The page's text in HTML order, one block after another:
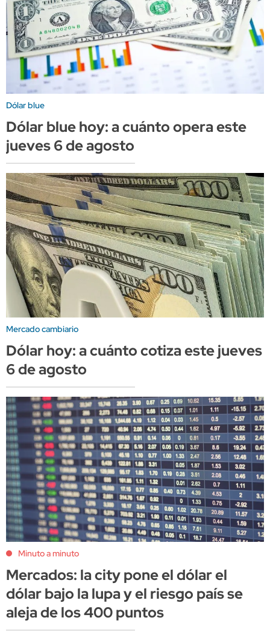
Dólar blue
Dólar blue hoy: a cuánto opera este
jueves 6 de agosto
Mercado cambiario
Dólar hoy: a cuánto cotiza este jueves
6 de agosto
Minuto a minuto
Mercados: la city pone el dólar el
dólar bajo la lupa y el riesgo país se
aleja de los 400 puntos